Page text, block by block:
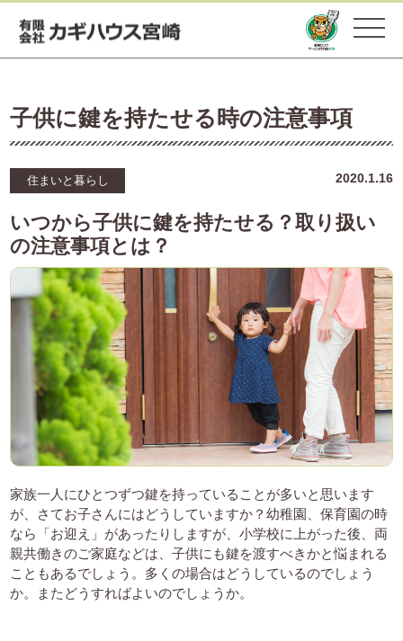
子供に鍵を持たせる時の注意事項
住まいと暮らし 2020.1.16
いつから子供に鍵を持たせる？取り扱い
の注意事項とは？
家族一人にひとつずつ鍵を持っていることが多いと思います
が、さてお子さんにはどうしていますか？幼稚園、保育園の時
なら「お迎え」があったりしますが、小学校に上がった後、両
親共働きのご家庭などは、子供にも鍵を渡すべきかと悩まれる
こともあるでしょう。多くの場合はどうしているのでしょう
か。またどうすればよいのでしょうか。